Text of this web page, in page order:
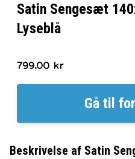
Satin Sengesæt
Lyseblå
799.00 kr
Gå til
Beskrivelse af Satin